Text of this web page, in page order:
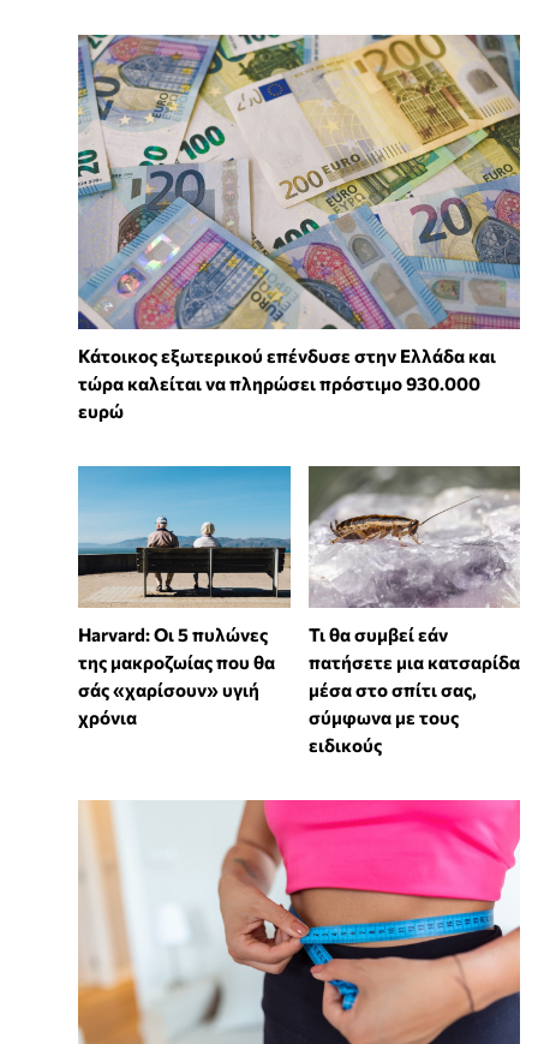
Κάτοικος εξωτερικού επένδυσε στην Ελλάδα και
τώρα καλείται να πληρώσει πρόστιμο 930.000
ευρώ
Harvard: Οι 5 πυλώνες
της μακροζωίας που θα
σάς «χαρίσουν» υγιή
χρόνια
Τι θα συμβεί εάν
πατήσετε μια κατσαρίδα
μέσα στο σπίτι σας,
σύμφωνα με τους
ειδικούς